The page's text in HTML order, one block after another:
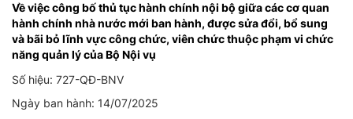
Về việc công bố thủ tục hành chính nội bộ giữa các cơ quan
hành chính nhà nước mới ban hành, được sửa đổi, bổ sung
và bãi bỏ lĩnh vực công chức, viên chức thuộc phạm vi chức
năng quản lý của Bộ Nội vụ
Số hiệu: 727-QĐ-BNV
Ngày ban hành: 14/07/2025